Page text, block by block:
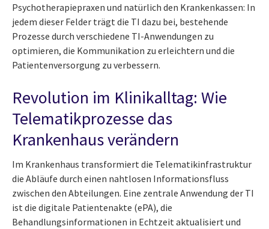
Psychotherapiepraxen und natürlich den Krankenkassen: In
jedem dieser Felder trägt die TI dazu bei, bestehende
Prozesse durch verschiedene TI-Anwendungen zu
optimieren, die Kommunikation zu erleichtern und die
Patientenversorgung zu verbessern.
Revolution im Klinikalltag: Wie
Telematikprozesse das
Krankenhaus verändern
Im Krankenhaus transformiert die Telematikinfrastruktur
die Abläufe durch einen nahtlosen Informationsfluss
zwischen den Abteilungen. Eine zentrale Anwendung der TI
ist die digitale Patientenakte (ePA), die
Behandlungsinformationen in Echtzeit aktualisiert und